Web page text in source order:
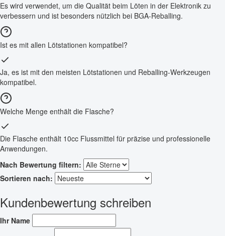
Es wird verwendet, um die Qualität beim Löten in der Elektronik zu
verbessern und ist besonders nützlich bei BGA-Reballing.
Ist es mit allen Lötstationen kompatibel?
Ja, es ist mit den meisten Lötstationen und Reballing-Werkzeugen
kompatibel.
Welche Menge enthält die Flasche?
Die Flasche enthält 10cc Flussmittel für präzise und professionelle
Anwendungen.
Nach Bewertung filtern:
Sortieren nach:
Kundenbewertung schreiben
Ihr Name